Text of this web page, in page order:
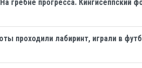
гребне прогресса. Кингисеппский
проходили лабиринт, играли в